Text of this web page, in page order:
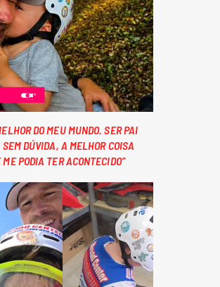
DO MEU MUNDO. SER PAI
DÚVIDA, A MELHOR COISA
ME PODIA TER ACONTECIDO”